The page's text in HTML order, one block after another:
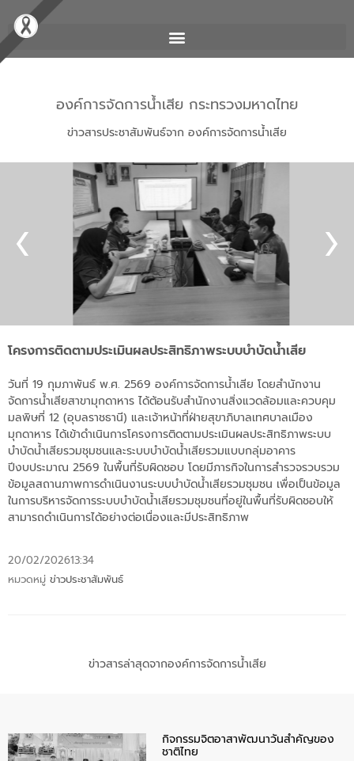
องค์การจัดการน้ำเสีย กระทรวงมหาดไทย
ข่าวสารประชาสัมพันธ์จาก องค์การจัดการน้ำเสีย
โครงการติดตามประเมินผลประสิทธิภาพระบบบำบัดน้ำเสีย
วันที่ 19 กุมภาพันธ์ พ.ศ. 2569 องค์การจัดการน้ำเสีย โดยสำนักงาน
จัดการน้ำเสียสาขามุกดาหาร ได้ต้อนรับสำนักงานสิ่งแวดล้อมและควบคุม
มลพิษที่ 12 (อุบลราชธานี) และเจ้าหน้าที่ฝ่ายสุขาภิบาลเทศบาลเมือง
มุกดาหาร ได้เข้าดำเนินการโครงการติดตามประเมินผลประสิทธิภาพระบบ
บำบัดน้ำเสียรวมชุมชนและระบบบำบัดน้ำเสียรวมแบบกลุ่มอาคาร
ปีงบประมาณ 2569 ในพื้นที่รับผิดชอบ โดยมีภารกิจในการสำรวจรวบรวม
ข้อมูลสถานภาพการดำเนินงานระบบบำบัดน้ำเสียรวมชุมชน เพื่อเป็นข้อมูล
ในการบริหารจัดการระบบบำบัดน้ำเสียรวมชุมชนที่อยู่ในพื้นที่รับผิดชอบให้
สามารถดำเนินการได้อย่างต่อเนื่องและมีประสิทธิภาพ
20/02/202613:34
หมวดหมู่ ข่าวประชาสัมพันธ์
ข่าวสารล่าสุดจากองค์การจัดการน้ำเสีย
กิจกรรมจิตอาสาพัฒนาวันสําคัญของ
ชาติไทย